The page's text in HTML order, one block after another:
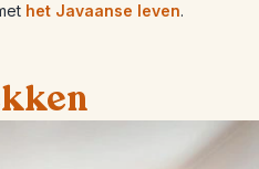
het Javaanse leven.